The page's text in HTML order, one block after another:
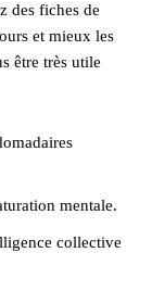
des fiches de
et mieux les
être très utile
mentale.
collective